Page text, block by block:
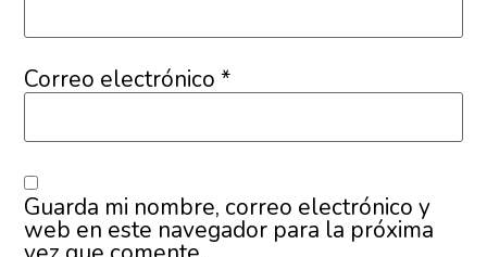
Correo electrónico*
Guarda mi nombre, correo electrónico y
web en este navegador para la próxima